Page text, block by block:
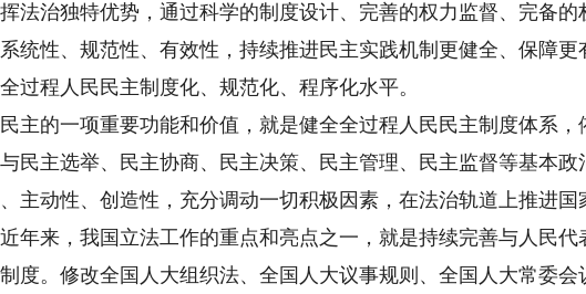
法治独特优势，通过科学的制度设计、完善的权力监督、完备的
统性、规范性、有效性，持续推进民主实践机制更健全、保障更
过程人民民主制度化、规范化、程序化水平。
的一项重要功能和价值，就是健全全过程人民民主制度体系，
民主选举、民主协商、民主决策、民主管理、民主监督等基本政
主动性、创造性，充分调动一切积极因素，在法治轨道上推进国
年来，我国立法工作的重点和亮点之一，就是持续完善与人民代
度。修改全国人大组织法、全国人大议事规则、全国人大常委会